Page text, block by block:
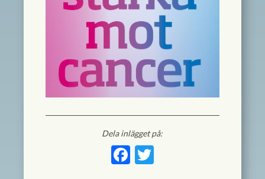
Dela inlägget på:
Facebook
Twitter